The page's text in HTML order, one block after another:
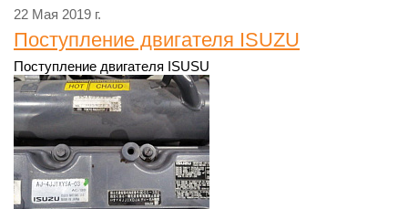
22 Мая 2019 г.
Поступление двигателя ISUZU
Поступление двигателя ISUSU